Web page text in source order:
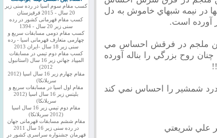
در نيمه شبهاي خاموش به دل
آورده است.
ملجم در فرقش احساس مي
روح بزرگي را بناله آورده
درد شمشير را احساس نمي كند
علي شريعتي
کسب مقام سوم اسیا در رده سنی زیر
20 سال - 2015 قرقیزستان
کسب مقام قهرمانی کشور در رده
سنی زیر 20 سال - 1394
کسب مقام دومی مسابقات سریع و
چهارمی متعارف قهرمانی اسیا - رده
سنی زیر 18 سال -ایران 2013
كسب مقام دوم تيمي در مسابقات
المپياد جهاني زير 16 سال (استانبول
2012)
مقام چهارم زير 16 سال اسيا (2012
سريلانكا)
مقام اول اسيا در مسابقات سريع و
بليتس زير 16 سال اسيا (2012
سريلانكا)
مقام دوم تيمي زير 16 سال اسيا
(2012 سريلانكا)
مقام ششم مسابقات قهرمانی جهان
در رده سنی زیر 16 سال 2011
قهرمان جشنواره سراسری کشور در